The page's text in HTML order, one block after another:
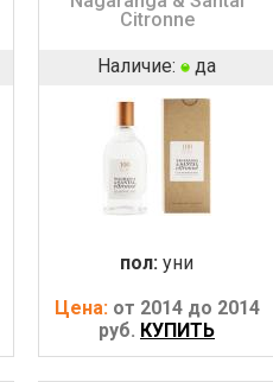
Citronne
Наличие: да
пол: уни
Цена: от 2014 до 2014
руб. КУПИТЬ